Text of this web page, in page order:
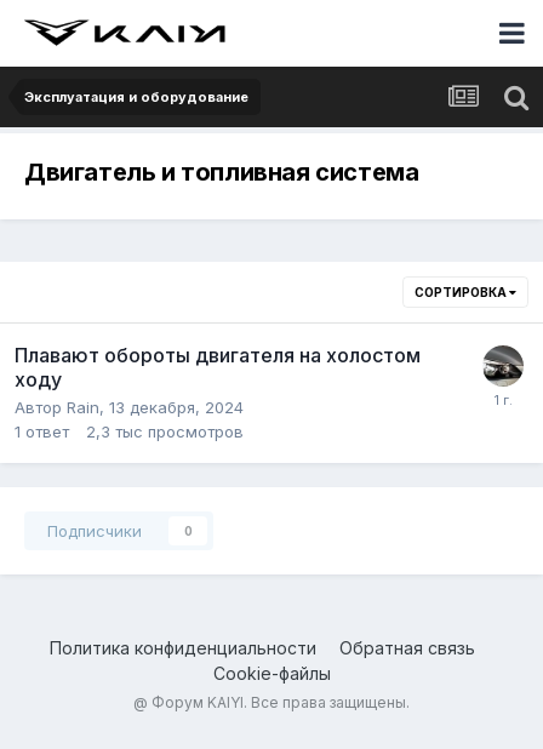
Эксплуатация и оборудование
Двигатель и топливная система
СОРТИРОВКА
Плавают обороты двигателя на холостом
ходу
Автор Rain, 13 декабря, 2024
1 ответ 2,3 тыс просмотров
Подписчики 0
Политика конфиденциальности
Обратная связь
Cookie-файлы
@ Форум KAIYI. Все права защищены.